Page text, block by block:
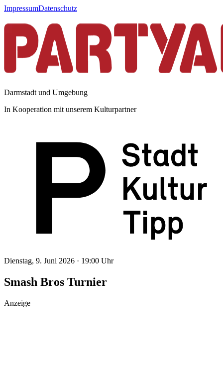
ImpressumDatenschutz
Darmstadt und Umgebung
In Kooperation mit unserem Kulturpartner
Dienstag, 9. Juni 2026 · 19:00 Uhr
Smash Bros Turnier
Anzeige